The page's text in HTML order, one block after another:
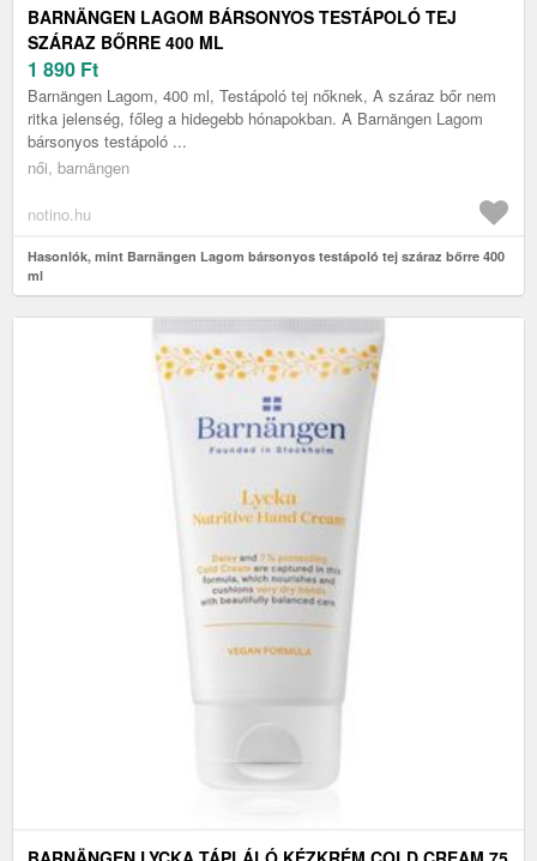
BARNÄNGEN LAGOM BÁRSONYOS TESTÁPOLÓ TEJ
SZÁRAZ BŐRRE 400 ML
1 890 Ft
Barnängen Lagom, 400 ml, Testápoló tej nőknek, A száraz bőr nem
ritka jelenség, főleg a hidegebb hónapokban. A Barnängen Lagom
bársonyos testápoló ...
női, barnängen
notino.hu
Hasonlók, mint Barnängen Lagom bársonyos testápoló tej száraz bőrre 400
ml